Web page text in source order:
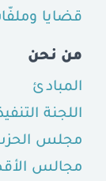
قضايا
من نحن
المبادئ
اللجنة
مجلس
مجالس